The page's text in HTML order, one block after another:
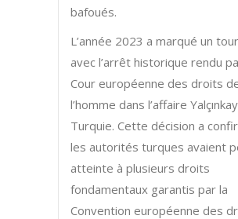
bafoués.
L’année 2023 a marqué un
avec l’arrêt historique rendu
Cour européenne des droits
l’homme dans l’affaire
Turquie. Cette décision a
les autorités turques avaient
atteinte à plusieurs droits
fondamentaux garantis par la
Convention européenne des